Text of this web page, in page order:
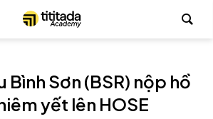
Bình Sơn (BSR) nộp hồ
yết lên HOSE